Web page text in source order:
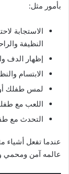
بأمور مثل:
الاستجابة
النظيفة
إظهار الدف
الابتسام
لمس طفلك أو
اللعب مع
التحدث مع
عندما تفعل
عالمه آمن ومحمي